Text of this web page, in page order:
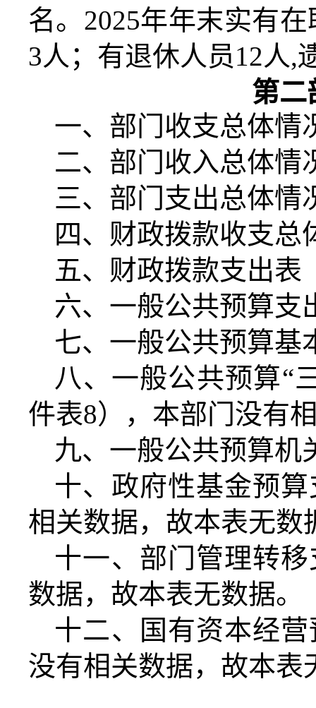
名。 2025年年末实有在
3人；有退休人员12人,
第二
一、部门收支总体情
二、部门收入总体情
三、部门支出总体情
四、财政拨款收支总
五、财政拨款支出表
六、一般公共预算支
七、一般公共预算基
八、一般公共预算“
件表8），本部门没有
九、一般公共预算机
十、政府性基金预
相关数据，故本表无数
十一、部门管理转
数据，故本表无数据。
十二、国有资本经
没有相关数据，故本表